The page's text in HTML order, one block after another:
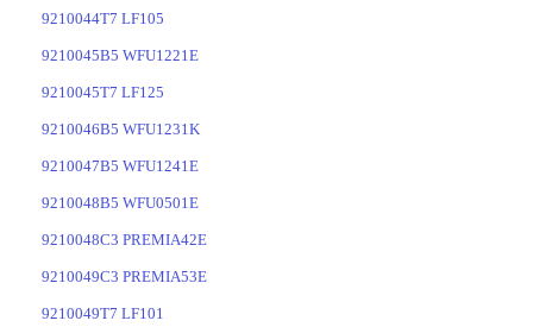
9210044T7 LF105
9210045B5 WFU1221E
9210045T7 LF125
9210046B5 WFU1231K
9210047B5 WFU1241E
9210048B5 WFU0501E
9210048C3 PREMIA42E
9210049C3 PREMIA53E
9210049T7 LF101